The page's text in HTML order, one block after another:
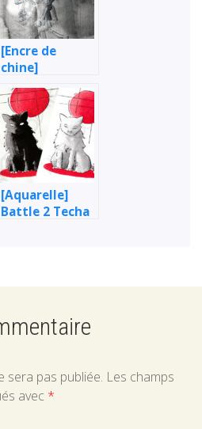
[Encre de
chine]
L’Homme à la
lanterne
[Aquarelle]
Battle 2 Techa
sera pas publiée. Les champs
avec *